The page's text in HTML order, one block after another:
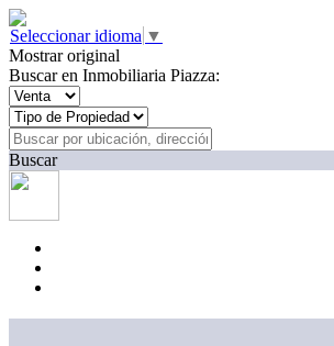
Seleccionar idioma ▼
Mostrar original
Buscar en Inmobiliaria Piazza:
Buscar